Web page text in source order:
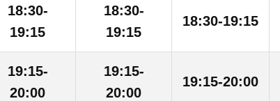
18:30-
19:15
18:30-
19:15
18:30-19:15
19:15-
20:00
19:15-
20:00
19:15-20:00